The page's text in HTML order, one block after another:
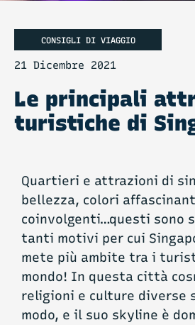
CONSIGLI DI VIAGGIO
21 Dicembre 2021
Le principali
turistiche di
Quartieri e attrazioni di
bellezza, colori
coinvolgenti…questi sono
tanti motivi per cui
mete più ambite tra i
mondo! In questa città
religioni e culture diverse
modo, e il suo skyline è